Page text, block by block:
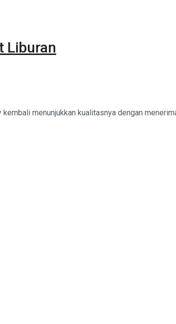
Liburan
menunjukkan kualitasnya dengan